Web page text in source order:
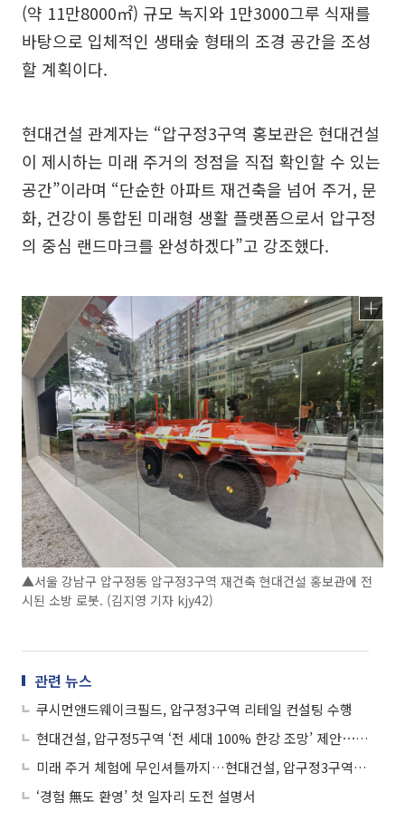
(약 11만8000㎡) 규모 녹지와 1만3000그루 식재를
바탕으로 입체적인 생태숲 형태의 조경 공간을 조성
할 계획이다.
현대건설 관계자는 “압구정3구역 홍보관은 현대건설
이 제시하는 미래 주거의 정점을 직접 확인할 수 있는
공간”이라며 “단순한 아파트 재건축을 넘어 주거, 문
화, 건강이 통합된 미래형 생활 플랫폼으로서 압구정
의 중심 랜드마크를 완성하겠다”고 강조했다.
▲서울 강남구 압구정동 압구정3구역 재건축 현대건설 홍보관에 전
시된 소방 로봇. (김지영 기자 kjy42)
관련 뉴스
쿠시먼앤드웨이크필드, 압구정3구역 리테일 컨설팅 수행
현대건설, 압구정5구역 ‘전 세대 100% 한강 조망’ 제안⋯조망 특화 승부수
미래 주거 체험에 무인셔틀까지…현대건설, 압구정3구역 홍보관 오픈
‘경험 無도 환영’ 첫 일자리 도전 설명서